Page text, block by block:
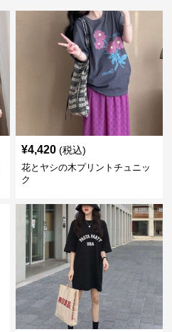
¥4,420 (税込)
花とヤシの木プリントチュニッ
ク